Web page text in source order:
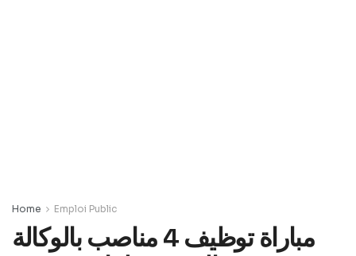
Home Emploi Public
مباراة توظيف 4 مناصب بالوكالة